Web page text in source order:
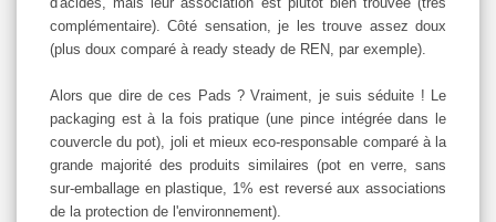
complémentaire). Côté sensation, je les trouve assez doux
(plus doux comparé à ready steady de REN, par exemple).
Alors que dire de ces Pads ? Vraiment, je suis séduite ! Le
packaging est à la fois pratique (une pince intégrée dans le
couvercle du pot), joli et mieux eco-responsable comparé à la
grande majorité des produits similaires (pot en verre, sans
sur-emballage en plastique, 1% est reversé aux associations
de la protection de l'environnement).